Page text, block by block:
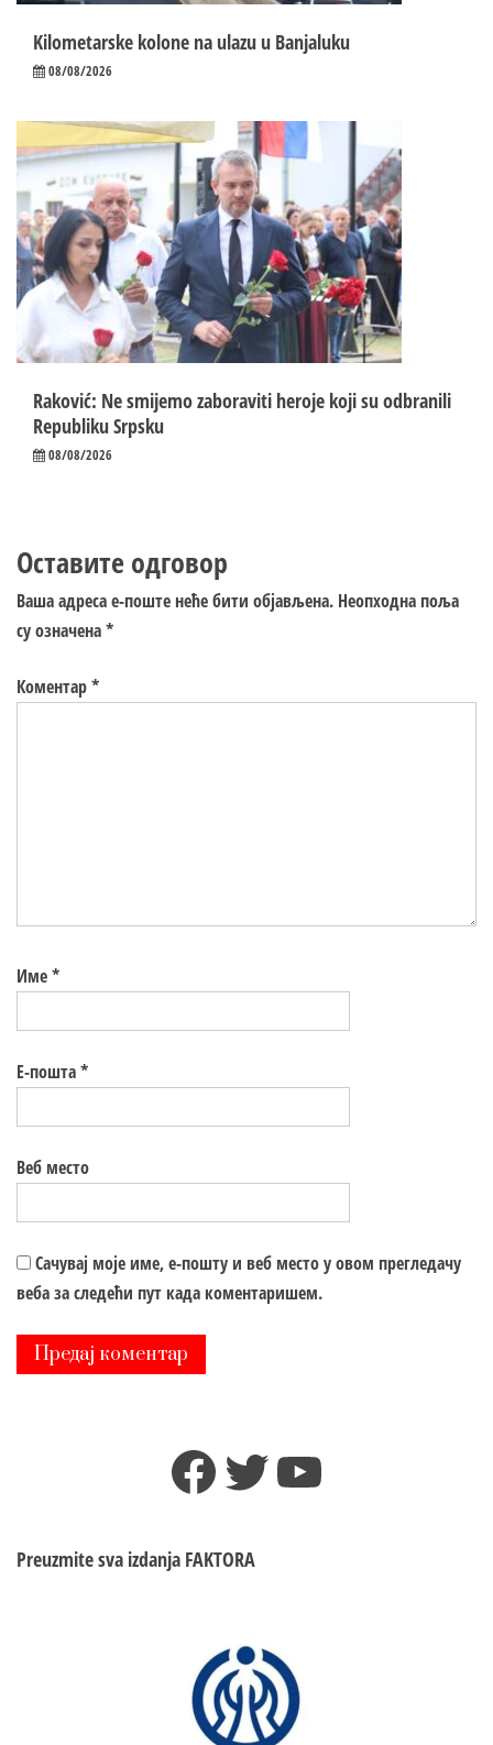
Kilometarske kolone na ulazu u Banjaluku
08/08/2026
Raković: Ne smijemo zaboraviti heroje koji su odbranili
Republiku Srpsku
08/08/2026
Оставите одговор
Ваша адреса е-поште неће бити објављена. Неопходна поља
су означена*
Коментар*
Име*
Е-пошта*
Веб место
Сачувај моје име, е-пошту и веб место у овом прегледачу
веба за следећи пут када коментаришем.
Facebook
TwitterYouTube
Preuzmite sva izdanja FAKTORA